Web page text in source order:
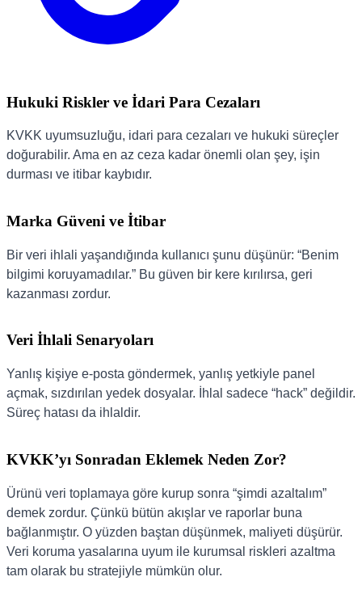
Hukuki Riskler ve İdari Para Cezaları
KVKK uyumsuzluğu, idari para cezaları ve hukuki süreçler
doğurabilir. Ama en az ceza kadar önemli olan şey, işin
durması ve itibar kaybıdır.
Marka Güveni ve İtibar
Bir veri ihlali yaşandığında kullanıcı şunu düşünür: “Benim
bilgimi koruyamadılar.” Bu güven bir kere kırılırsa, geri
kazanması zordur.
Veri İhlali Senaryoları
Yanlış kişiye e-posta göndermek, yanlış yetkiyle panel
açmak, sızdırılan yedek dosyalar. İhlal sadece “hack” değildir.
Süreç hatası da ihlaldir.
KVKK’yı Sonradan Eklemek Neden Zor?
Ürünü veri toplamaya göre kurup sonra “şimdi azaltalım”
demek zordur. Çünkü bütün akışlar ve raporlar buna
bağlanmıştır. O yüzden baştan düşünmek, maliyeti düşürür.
Veri koruma yasalarına uyum ile kurumsal riskleri azaltma
tam olarak bu stratejiyle mümkün olur.